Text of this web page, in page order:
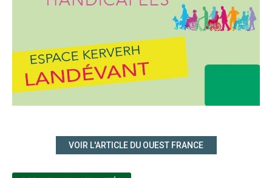
VOIR L'ARTICLE DU OUEST FRANCE